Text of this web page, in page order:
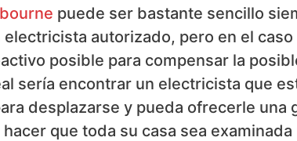
puede ser bastante sencillo
autorizado, pero en el caso
posible para compensar la
sería encontrar un electricista que
desplazarse y pueda ofrecerle una
que toda su casa sea examinada